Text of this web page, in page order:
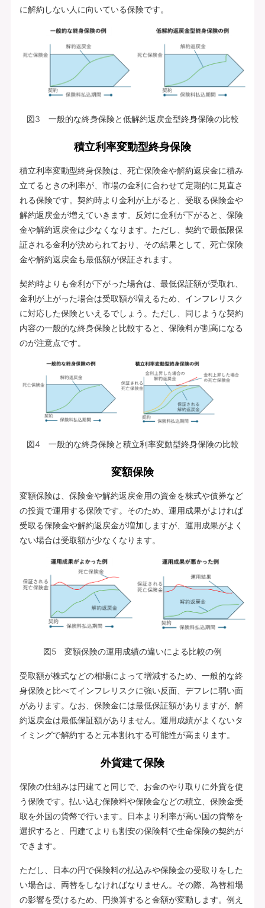
に解約しない人に向いている保険です。
図3 一般的な終身保険と低解約返戻金型終身保険の比較
積立利率変動型終身保険
積立利率変動型終身保険は、死亡保険金や解約返戻金に積み
立てるときの利率が、市場の金利に合わせて定期的に見直さ
れる保険です。契約時より金利が上がると、受取る保険金や
解約返戻金が増えていきます。反対に金利が下がると、保険
金や解約返戻金は少なくなります。ただし、契約で最低限保
証される金利が決められており、その結果として、死亡保険
金や解約返戻金も最低額が保証されます。
契約時よりも金利が下がった場合は、最低保証額が受取れ、
金利が上がった場合は受取額が増えるため、インフレリスク
に対応した保険といえるでしょう。ただし、同じような契約
内容の一般的な終身保険と比較すると、保険料が割高になる
のが注意点です。
図4 一般的な終身保険と積立利率変動型終身保険の比較
変額保険
変額保険は、保険金や解約返戻金用の資金を株式や債券など
の投資で運用する保険です。そのため、運用成果がよければ
受取る保険金や解約返戻金が増加しますが、運用成果がよく
ない場合は受取額が少なくなります。
図5 変額保険の運用成績の違いによる比較の例
受取額が株式などの相場によって増減するため、一般的な終
身保険と比べてインフレリスクに強い反面、デフレに弱い面
があります。なお、保険金には最低保証額がありますが、解
約返戻金は最低保証額がありません。運用成績がよくないタ
イミングで解約すると元本割れする可能性が高まります。
外貨建て保険
保険の仕組みは円建てと同じで、お金のやり取りに外貨を使
う保険です。払い込む保険料や保険金などの積立、保険金受
取を外国の貨幣で行います。日本より利率が高い国の貨幣を
選択すると、円建てよりも割安の保険料で生命保険の契約が
できます。
ただし、日本の円で保険料の払込みや保険金の受取りをした
い場合は、両替をしなければなりません。その際、為替相場
の影響を受けるため、円換算すると金額が変動します。例え